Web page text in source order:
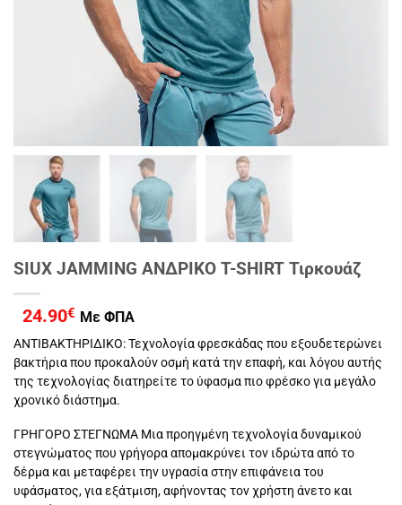
SIUX JAMMING ΑΝΔΡΙΚO T-SHIRT Τιρκουάζ
24.90€ Με ΦΠΑ
ΑΝΤΙΒΑΚΤΗΡΙΔΙΚΟ: Τεχνολογία φρεσκάδας που εξουδετερώνει
βακτήρια που προκαλούν οσμή κατά την επαφή, και λόγου αυτής
της τεχνολογίας διατηρείτε το ύφασμα πιο φρέσκο για μεγάλο
χρονικό διάστημα.
ΓΡΗΓΟΡΟ ΣΤΕΓΝΩΜΑ Μια προηγμένη τεχνολογία δυναμικού
στεγνώματος που γρήγορα απομακρύνει τον ιδρώτα από το
δέρμα και μεταφέρει την υγρασία στην επιφάνεια του
υφάσματος, για εξάτμιση, αφήνοντας τον χρήστη άνετο και